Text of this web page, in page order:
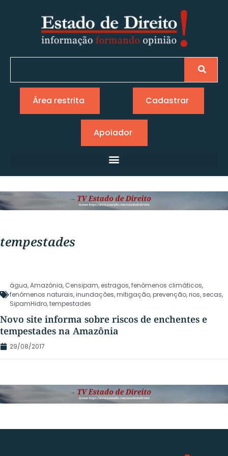
Área restrita Cadastrar
Apoiador
tempestades
água,Amazônia, Censipam, estragos,fenômenos climáticos,
fenômenos naturais,inundações,mitigação,prevenção,rios, secas,
SipamHidro,tempestades
Novo site informa sobre riscos de enchentes e
tempestades na Amazônia
29/08/2017